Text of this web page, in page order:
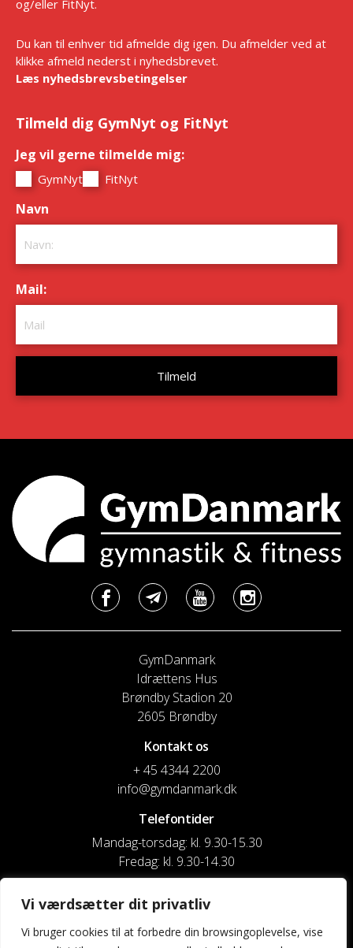
Vi værdsætter dit privatliv
Vi bruger cookies til at forbedre din browsingoplevelse, vise
og/eller FitNyt.
Du kan til enhver tid afmelde dig igen. Du afmelder ved at
klikke afmeld nederst i nyhedsbrevet.
Læs nyhedsbrevsbetingelser
Tilmeld dig GymNyt og FitNyt
Jeg vil gerne tilmelde mig:
GymNyt FitNyt
Navn
Mail:
GymDanmark
Idrættens Hus
Brøndby Stadion 20
2605 Brøndby
Kontakt os
+ 45 4344 2200
info@gymdanmark.dk
Telefontider
Mandag-torsdag: kl. 9.30-15.30
Fredag: kl. 9.30-14.30
CVR nr. 20916818
Reg. & Kontonr.: 4180 3119119022